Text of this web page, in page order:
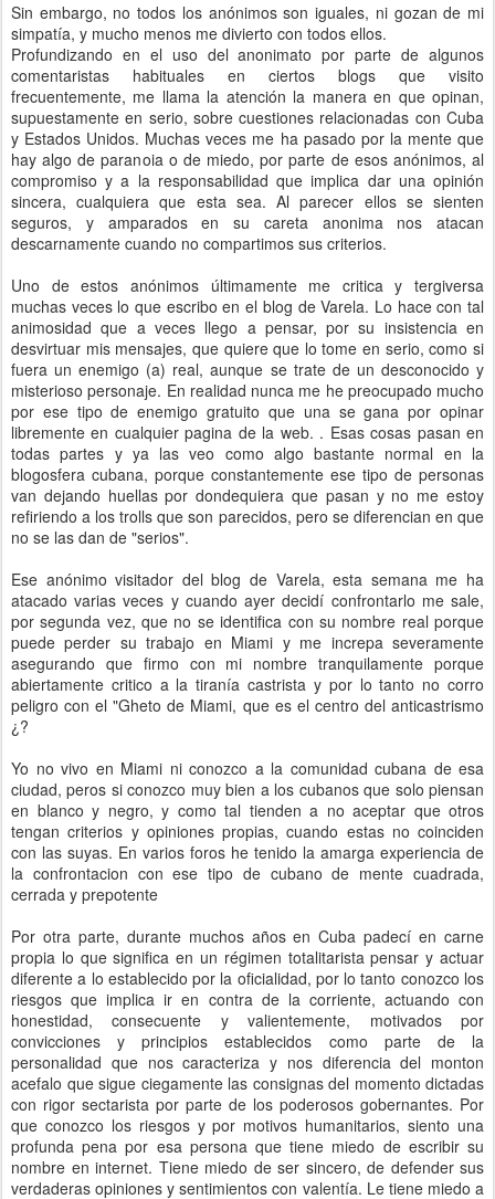
Sin embargo, no todos los anónimos son iguales, ni gozan de mi
simpatía, y mucho menos me divierto con todos ellos.
Profundizando en el uso del anonimato por parte de algunos
comentaristas habituales en ciertos blogs que visito
frecuentemente, me llama la atención la manera en que opinan,
supuestamente en serio, sobre cuestiones relacionadas con Cuba
y Estados Unidos. Muchas veces me ha pasado por la mente que
hay algo de paranoia o de miedo, por parte de esos anónimos, al
compromiso y a la responsabilidad que implica dar una opinión
sincera, cualquiera que esta sea. Al parecer ellos se sienten
seguros, y amparados en su careta anonima nos atacan
descarnamente cuando no compartimos sus criterios.
Uno de estos anónimos últimamente me critica y tergiversa
muchas veces lo que escribo en el blog de Varela. Lo hace con tal
animosidad que a veces llego a pensar, por su insistencia en
desvirtuar mis mensajes, que quiere que lo tome en serio, como si
fuera un enemigo (a) real, aunque se trate de un desconocido y
misterioso personaje. En realidad nunca me he preocupado mucho
por ese tipo de enemigo gratuito que una se gana por opinar
libremente en cualquier pagina de la web. . Esas cosas pasan en
todas partes y ya las veo como algo bastante normal en la
blogosfera cubana, porque constantemente ese tipo de personas
van dejando huellas por dondequiera que pasan y no me estoy
refiriendo a los trolls que son parecidos, pero se diferencian en que
no se las dan de "serios".
Ese anónimo visitador del blog de Varela, esta semana me ha
atacado varias veces y cuando ayer decidí confrontarlo me sale,
por segunda vez, que no se identifica con su nombre real porque
puede perder su trabajo en Miami y me increpa severamente
asegurando que firmo con mi nombre tranquilamente porque
abiertamente critico a la tiranía castrista y por lo tanto no corro
peligro con el "Gheto de Miami, que es el centro del anticastrismo
¿?
Yo no vivo en Miami ni conozco a la comunidad cubana de esa
ciudad, peros si conozco muy bien a los cubanos que solo piensan
en blanco y negro, y como tal tienden a no aceptar que otros
tengan criterios y opiniones propias, cuando estas no coinciden
con las suyas. En varios foros he tenido la amarga experiencia de
la confrontacion con ese tipo de cubano de mente cuadrada,
cerrada y prepotente
Por otra parte, durante muchos años en Cuba padecí en carne
propia lo que significa en un régimen totalitarista pensar y actuar
diferente a lo establecido por la oficialidad, por lo tanto conozco los
riesgos que implica ir en contra de la corriente, actuando con
honestidad, consecuente y valientemente, motivados por
convicciones y principios establecidos como parte de la
personalidad que nos caracteriza y nos diferencia del monton
acefalo que sigue ciegamente las consignas del momento dictadas
con rigor sectarista por parte de los poderosos gobernantes. Por
que conozco los riesgos y por motivos humanitarios, siento una
profunda pena por esa persona que tiene miedo de escribir su
nombre en internet. Tiene miedo de ser sincero, de defender sus
verdaderas opiniones y sentimientos con valentía. Le tiene miedo a